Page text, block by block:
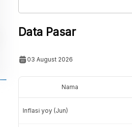
Data Pasar
03 August 2026
Nama
Inflasi yoy (Jun)